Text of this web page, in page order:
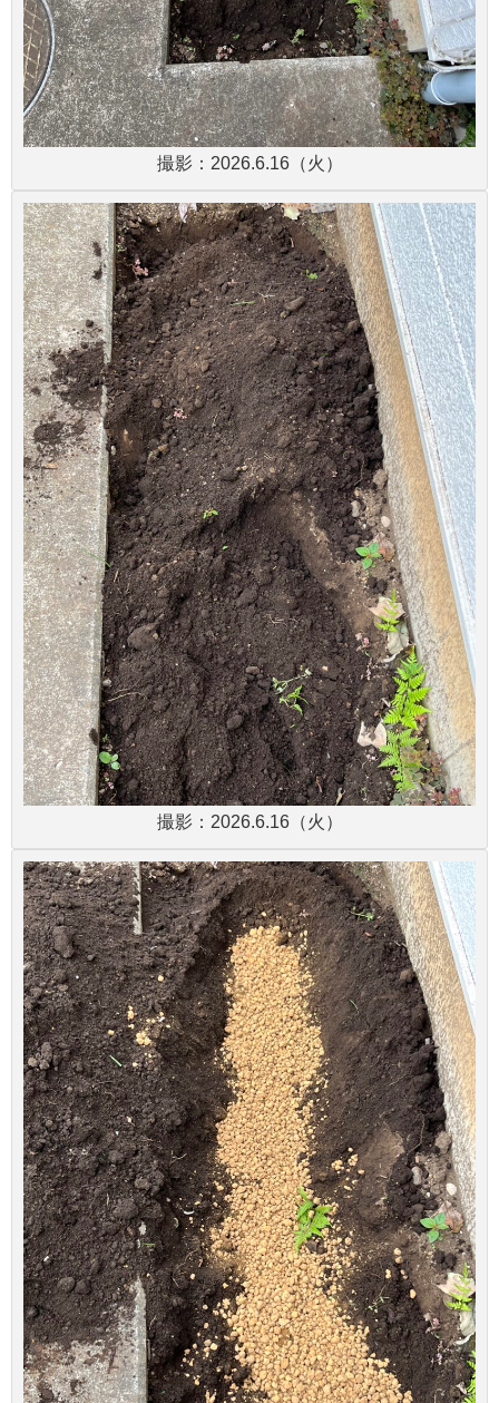
撮影：2026.6.16（火）
撮影：2026.6.16（火）